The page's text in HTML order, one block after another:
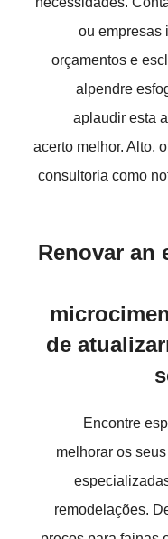
ou empresas
orçamentos e
alpendre
aplaudir esta
acerto melhor. Alto,
consultoria como
Renovar an
de
Encontre
melhorar os
remodelações.